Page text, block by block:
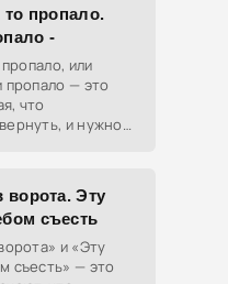
то пропало.
-
или
пропало — это
что
и нужно
ворота. Эту
съесть
и «Эту
съесть» — это